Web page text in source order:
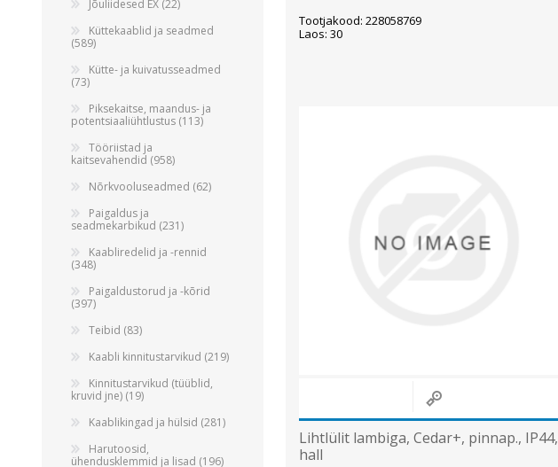
Tootjakood: 228058769
Laos: 30
Lihtlülit lambiga, Cedar+, pinnap., IP44,
hall
Jõuliidesed EX (22)
Küttekaablid ja seadmed
(589)
Kütte- ja kuivatusseadmed
(73)
Piksekaitse, maandus- ja
potentsiaaliühtlustus (113)
Tööriistad ja
kaitsevahendid (958)
Nõrkvooluseadmed (62)
Paigaldus ja
seadmekarbikud (231)
Kaabliredelid ja -rennid
(348)
Paigaldustorud ja -kõrid
(397)
Teibid (83)
Kaabli kinnitustarvikud (219)
Kinnitustarvikud (tüüblid,
kruvid jne) (19)
Kaablikingad ja hülsid (281)
Harutoosid,
ühendusklemmid ja lisad (196)